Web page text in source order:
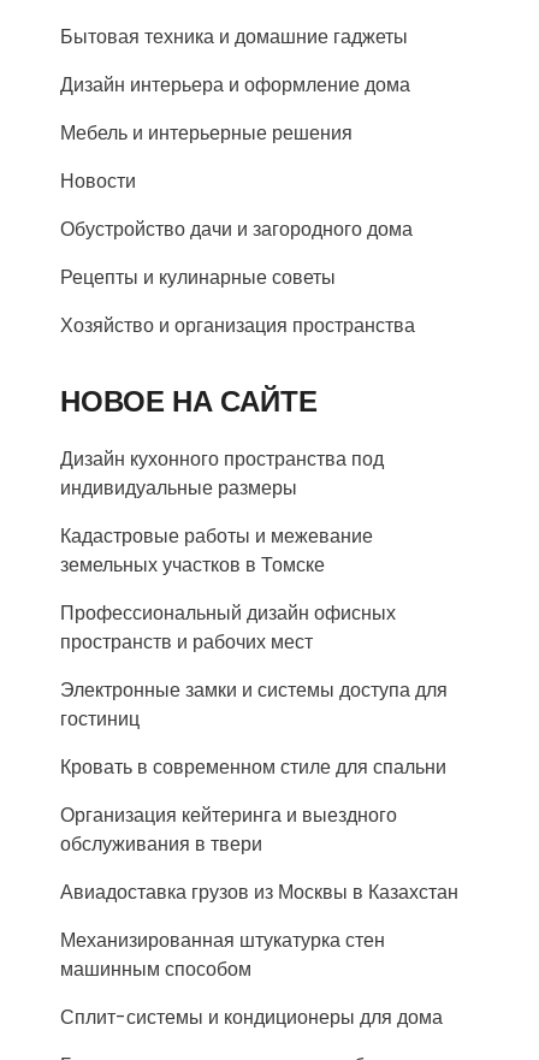
Бытовая техника и домашние гаджеты
Дизайн интерьера и оформление дома
Мебель и интерьерные решения
Новости
Обустройство дачи и загородного дома
Рецепты и кулинарные советы
Хозяйство и организация пространства
НОВОЕ НА САЙТЕ
Дизайн кухонного пространства под
индивидуальные размеры
Кадастровые работы и межевание
земельных участков в Томске
Профессиональный дизайн офисных
пространств и рабочих мест
Электронные замки и системы доступа для
гостиниц
Кровать в современном стиле для спальни
Организация кейтеринга и выездного
обслуживания в твери
Авиадоставка грузов из Москвы в Казахстан
Механизированная штукатурка стен
машинным способом
Сплит-системы и кондиционеры для дома